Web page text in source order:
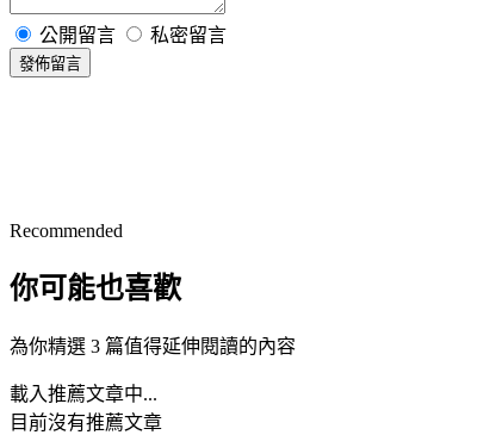
公開留言 私密留言
發佈留言
Recommended
你可能也喜歡
為你精選 3 篇值得延伸閱讀的內容
載入推薦文章中...
目前沒有推薦文章